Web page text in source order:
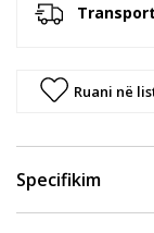
Ruani në
Specifikim